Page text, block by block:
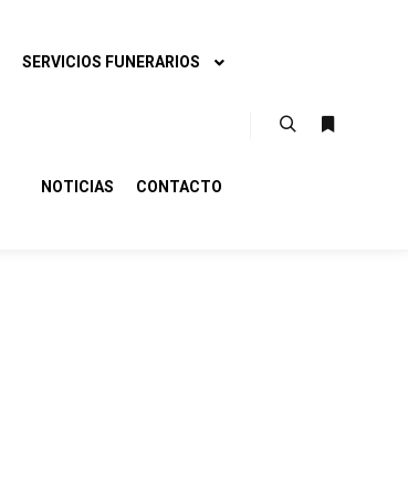
SERVICIOS FUNERARIOS
NOTICIAS CONTACTO